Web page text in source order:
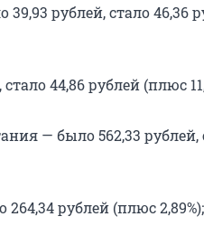
рублей, стало 46,36
44,86 рублей (плюс
— было 562,33 рублей,
рублей (плюс 2,89%);